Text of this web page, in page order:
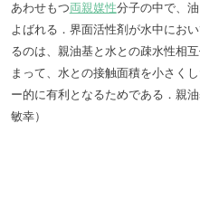
あわせもつ両親媒性分子の中で、
よばれる．界面活性剤が水中にお
るのは、親油基と水との疎水性相
まって、水との接触面積を小さく
ー的に有利となるためである．親
敏幸）